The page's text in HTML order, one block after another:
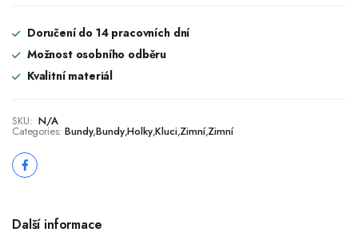
Doručení do 14 pracovních dní
Možnost osobního odběru
Kvalitní materiál
SKU: N/A
Categories: Bundy,Bundy,Holky,Kluci,Zimní,Zimní
Další informace